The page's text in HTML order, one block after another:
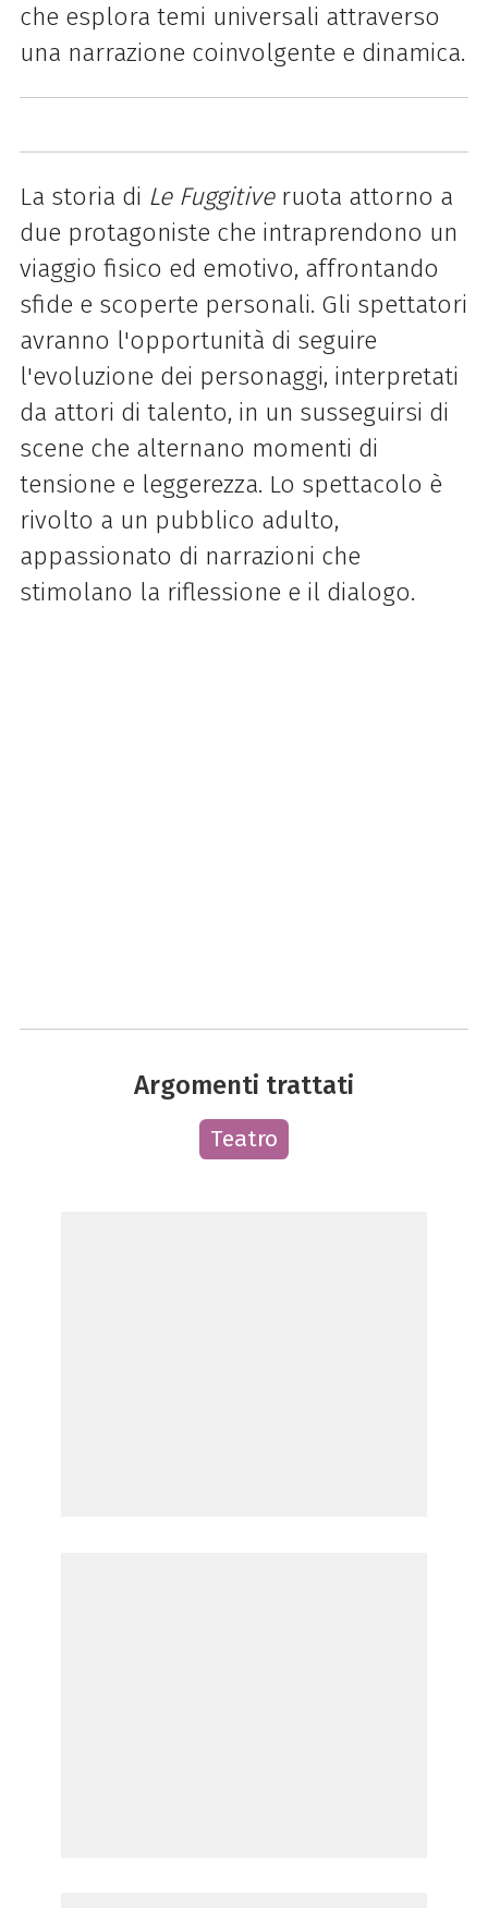
che esplora temi universali attraverso
una narrazione coinvolgente e dinamica.
La storia di Le Fuggitiveruota attorno a
due protagoniste che intraprendono un
viaggio fisico ed emotivo, affrontando
sfide e scoperte personali. Gli spettatori
avranno l'opportunità di seguire
l'evoluzione dei personaggi, interpretati
da attori di talento, in un susseguirsi di
scene che alternano momenti di
tensione e leggerezza. Lo spettacolo è
rivolto a un pubblico adulto,
appassionato di narrazioni che
stimolano la riflessione e il dialogo.
Argomenti trattati
Teatro